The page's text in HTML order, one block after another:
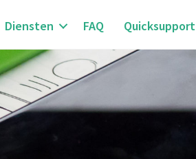
Diensten FAQ Quicksupport